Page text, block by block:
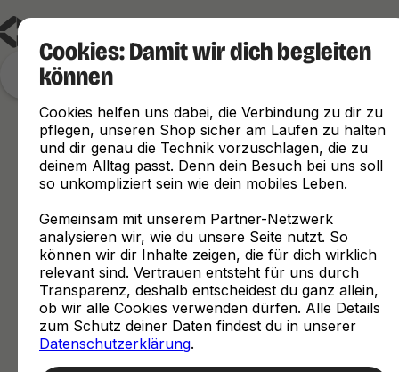
Cookies: Damit wir dich begleiten
können
Cookies helfen uns dabei, die Verbindung zu dir zu
pflegen, unseren Shop sicher am Laufen zu halten
und dir genau die Technik vorzuschlagen, die zu
deinem Alltag passt. Denn dein Besuch bei uns soll
so unkompliziert sein wie dein mobiles Leben.
Gemeinsam mit unserem Partner-Netzwerk
analysieren wir, wie du unsere Seite nutzt. So
können wir dir Inhalte zeigen, die für dich wirklich
relevant sind. Vertrauen entsteht für uns durch
Transparenz, deshalb entscheidest du ganz allein,
ob wir alle Cookies verwenden dürfen. Alle Details
zum Schutz deiner Daten findest du in unserer
Datenschutzerklärung.